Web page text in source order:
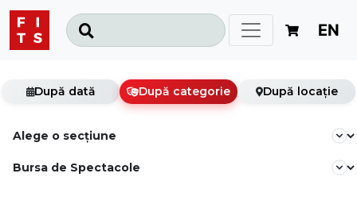
EN
După dată După categorie După locație